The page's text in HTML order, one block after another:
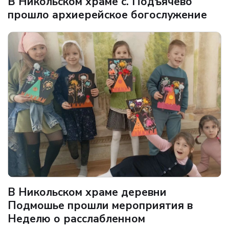
прошло архиерейское богослужение
В Никольском храме деревни
Подмошье прошли мероприятия в
Неделю о расслабленном